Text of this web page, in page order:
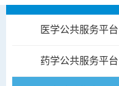
医学公共服务平台
药学公共服务平台